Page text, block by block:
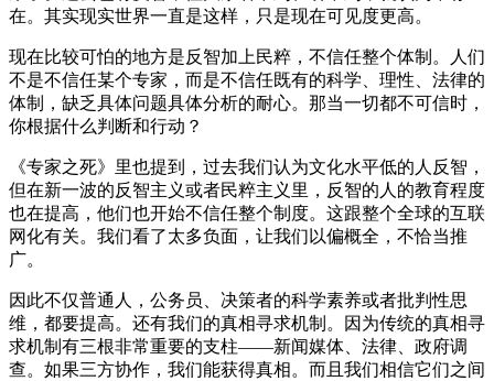
在。其实现实世界一直是这样，只是现在可见度更高。
现在比较可怕的地方是反智加上民粹，不信任整个体制。人们
不是不信任某个专家，而是不信任既有的科学、理性、法律的
体制，缺乏具体问题具体分析的耐心。那当一切都不可信时，
你根据什么判断和行动？
《专家之死》里也提到，过去我们认为文化水平低的人反智，
但在新一波的反智主义或者民粹主义里，反智的人的教育程度
也在提高，他们也开始不信任整个制度。这跟整个全球的互联
网化有关。我们看了太多负面，让我们以偏概全，不恰当推
广。
因此不仅普通人，公务员、决策者的科学素养或者批判性思
维，都要提高。还有我们的真相寻求机制。因为传统的真相寻
求机制有三根非常重要的支柱——新闻媒体、法律、政府调
查。如果三方协作，我们能获得真相。而且我们相信它们之间